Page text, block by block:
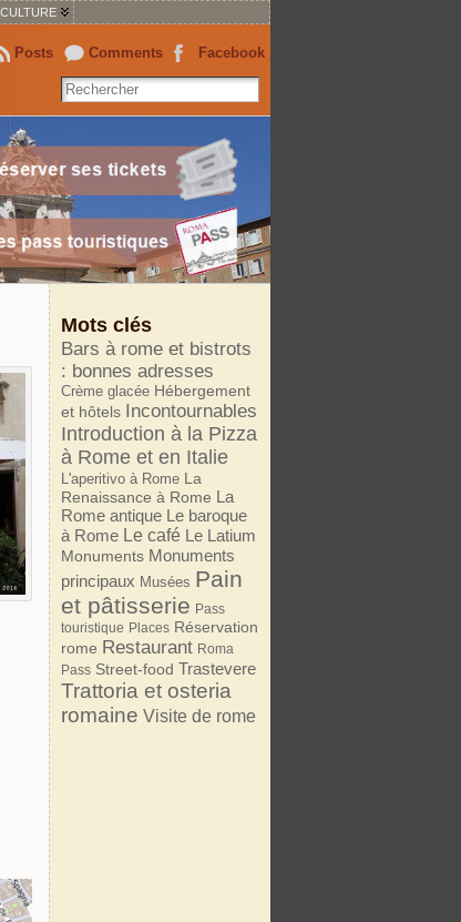
Facebook
Comments
Posts
Mots clés
Bars à rome et bistrots
: bonnes adresses
Crème glacée Hébergement
et hôtels Incontournables
Introduction à la Pizza
à Rome et en Italie
L'aperitivo à Rome La
Renaissance à Rome La
Rome antique Le baroque
à Rome Le café Le Latium
Monuments Monuments
principaux Musées Pain
et pâtisserie Pass
touristique Places Réservation
rome Restaurant Roma
Pass Street-food Trastevere
Trattoria et osteria
romaine Visite de rome